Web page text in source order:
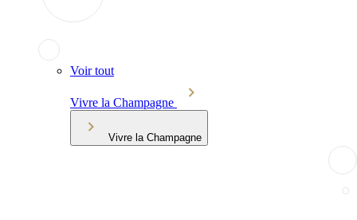
Voir tout
Vivre la Champagne
Vivre la Champagne